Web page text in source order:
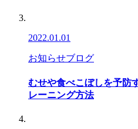
2022.01.01
お知らせブログ
むせや食べこぼしを予防
レーニング方法